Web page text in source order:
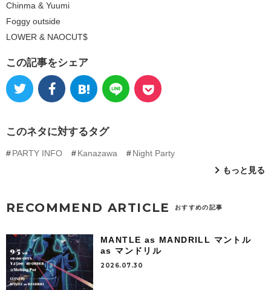
Chinma & Yuumi
Foggy outside
LOWER & NAOCUT$
この記事をシェア
このネタに対するタグ
PARTY INFO Kanazawa
Night Party
もっと見る
RECOMMEND ARTICLE おすすめの記事
MANTLE as MANDRILL マントル
as マンドリル
2026.07.30